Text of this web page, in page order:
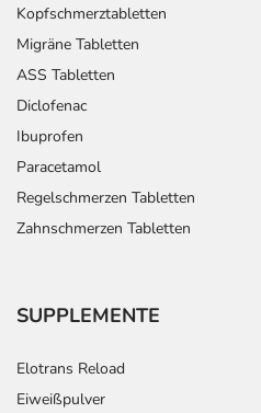
Kopfschmerztabletten
Migräne Tabletten
ASS Tabletten
Diclofenac
Ibuprofen
Paracetamol
Regelschmerzen Tabletten
Zahnschmerzen Tabletten
SUPPLEMENTE
Elotrans Reload
Eiweißpulver